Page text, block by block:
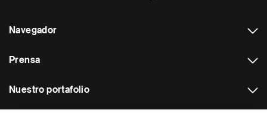
Navegador
Prensa
Nuestro portafolio